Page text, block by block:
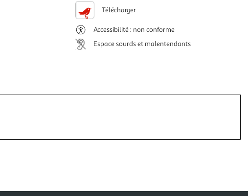
Télécharger
Accessibilité : non conforme
Espace sourds et malentendants